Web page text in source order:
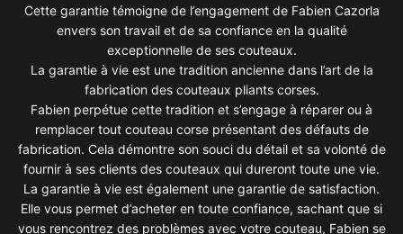
Cette garantie témoigne de l’engagement de Fabien Cazorla
envers son travail et de sa confiance en la qualité
exceptionnelle de ses couteaux.
La garantie à vie est une tradition ancienne dans l’art de la
fabrication des couteaux pliants corses.
Fabien perpétue cette tradition et s’engage à réparer ou à
remplacer tout couteau corse présentant des défauts de
fabrication. Cela démontre son souci du détail et sa volonté de
fournir à ses clients des couteaux qui dureront toute une vie.
La garantie à vie est également une garantie de satisfaction.
Elle vous permet d’acheter en toute confiance, sachant que si
vous rencontrez des problèmes avec votre couteau, Fabien se